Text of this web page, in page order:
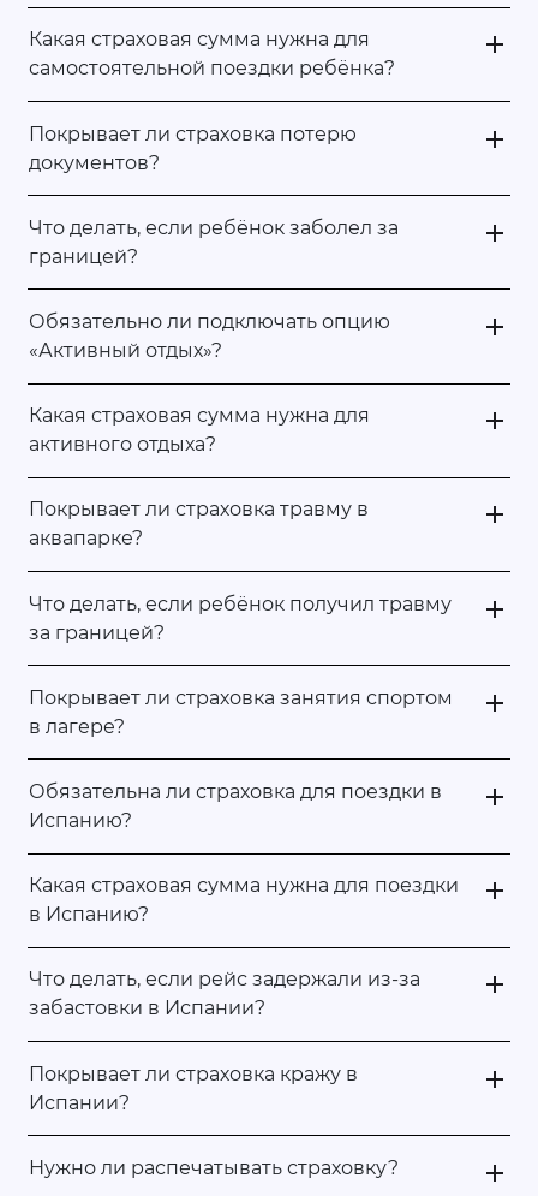
Какая страховая сумма нужна для
самостоятельной поездки ребёнка?
Покрывает ли страховка потерю
документов?
Что делать, если ребёнок заболел за
границей?
Обязательно ли подключать опцию
«Активный отдых»?
Какая страховая сумма нужна для
активного отдыха?
Покрывает ли страховка травму в
аквапарке?
Что делать, если ребёнок получил травму
за границей?
Покрывает ли страховка занятия спортом
в лагере?
Обязательна ли страховка для поездки в
Испанию?
Какая страховая сумма нужна для поездки
в Испанию?
Что делать, если рейс задержали из-за
забастовки в Испании?
Покрывает ли страховка кражу в
Испании?
Нужно ли распечатывать страховку?